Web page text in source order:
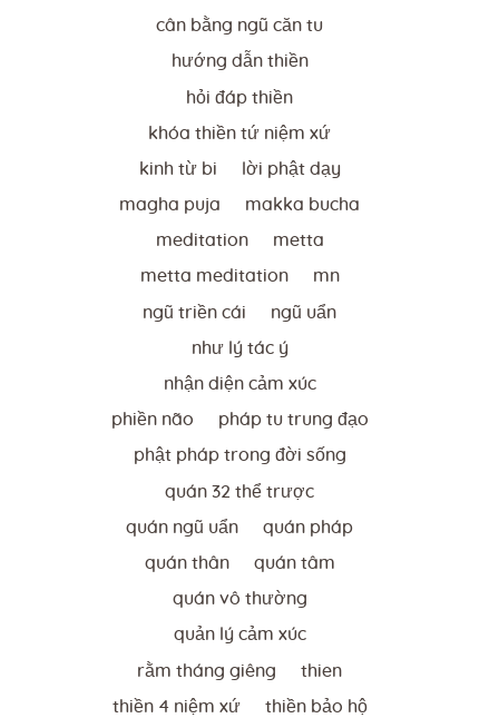
cân bằng ngũ căn tu
hướng dẫn thiền
hỏi đáp thiền
khóa thiền tứ niệm xứ
kinh từ bi lời phật dạy
magha puja makka bucha
meditation metta
metta meditation mn
ngũ triền cái ngũ uẩn
như lý tác ý
nhận diện cảm xúc
phiền não pháp tu trung đạo
phật pháp trong đời sống
quán 32 thể trược
quán ngũ uẩn quán pháp
quán thân quán tâm
quán vô thường
quản lý cảm xúc
rằm tháng giêng thien
thiền 4 niệm xứ thiền bảo hộ